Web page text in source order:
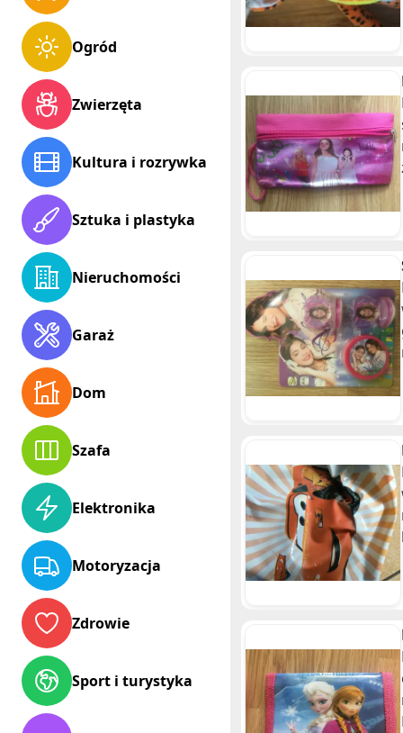
Ogród
Zwierzęta
Kultura i rozrywka
Sztuka i plastyka
Nieruchomości
Garaż
Dom
Szafa
Elektronika
Motoryzacja
Zdrowie
Sport i turystyka